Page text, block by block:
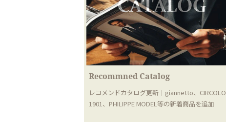
Recommned Catalog
レコメンドカタログ更新｜giannetto、CIRCOLO
1901、PHILIPPE MODEL等の新着商品を追加